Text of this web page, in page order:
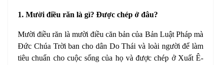
1. Mười điều răn là gì? Được chép ở đâu?
Mười điều răn là mười điều căn bản của Bản Luật Pháp mà
Đức Chúa Trời ban cho dân Do Thái và loài người để làm
tiêu chuẩn cho cuộc sống của họ và được chép ở Xuất Ê-